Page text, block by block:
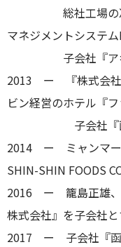
総社工場の冷凍
マネジメントシステ
子会社『アキバ
2013 ー 『株式会社
ビン経営のホテル『
子会社『函館パ
2014 ー ミャンマー
SHIN-SHIN FOODS
2016 ー 籠島正雄、
株式会社』を子会社と
2017 ー 子会社『函